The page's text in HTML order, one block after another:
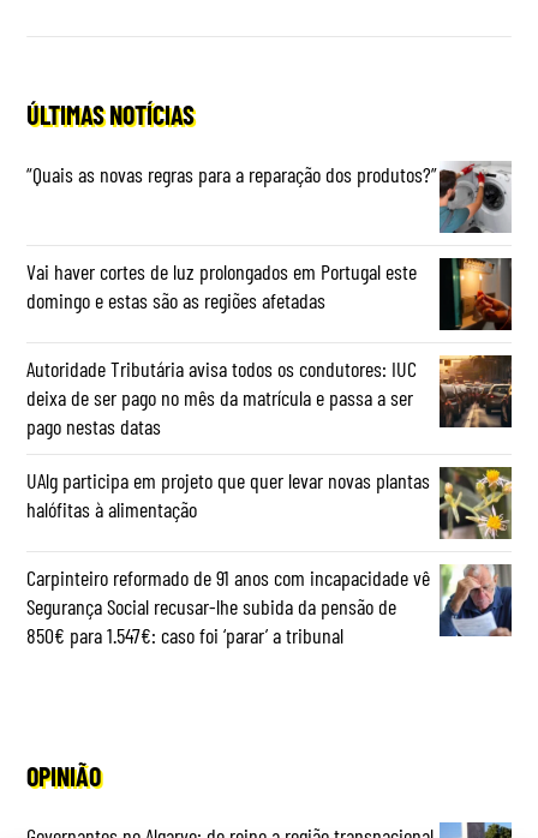
ÚLTIMAS NOTÍCIAS
“Quais as novas regras para a reparação dos produtos?”
Vai haver cortes de luz prolongados em Portugal este
domingo e estas são as regiões afetadas
Autoridade Tributária avisa todos os condutores: IUC
deixa de ser pago no mês da matrícula e passa a ser
pago nestas datas
UAlg participa em projeto que quer levar novas plantas
halófitas à alimentação
Carpinteiro reformado de 91 anos com incapacidade vê
Segurança Social recusar-lhe subida da pensão de
850€ para 1.547€: caso foi ‘parar’ a tribunal
OPINIÃO